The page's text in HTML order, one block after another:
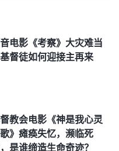
电影《考察》大灾难当
督徒如何迎接主再来
教会电影《神是我心灵
》瘫痪失忆，濒临死
是谁缔造生命奇迹？